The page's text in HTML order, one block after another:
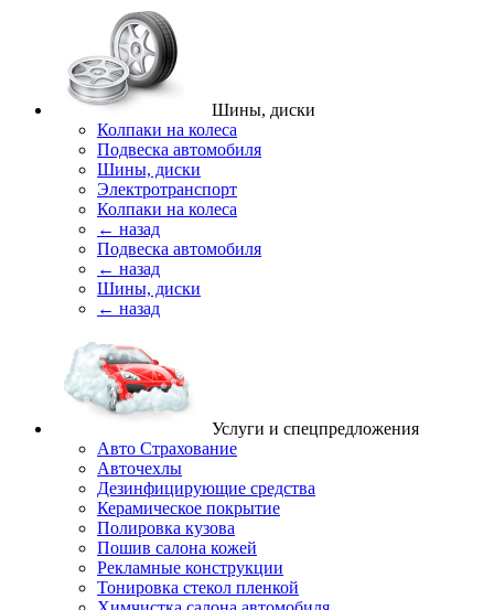
Шины, диски
Колпаки на колеса
Подвеска автомобиля
Шины, диски
Электротранспорт
Колпаки на колеса
← назад
Подвеска автомобиля
← назад
Шины, диски
← назад
Услуги и спецпредложения
Авто Страхование
Авточехлы
Дезинфицирующие средства
Керамическое покрытие
Полировка кузова
Пошив салона кожей
Рекламные конструкции
Тонировка стекол пленкой